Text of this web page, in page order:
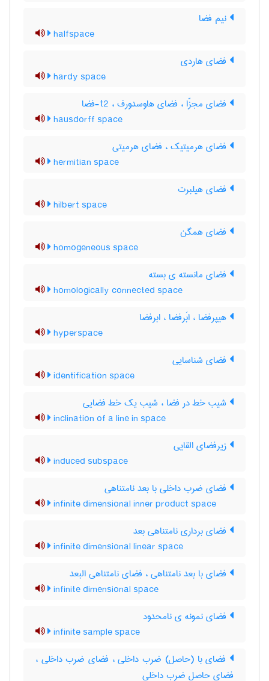
نیم فضا
halfspace
فضای هاردی
hardy space
فضای مجزّا ، فضای هاوسدورف ، t2-فضا
hausdorff space
فضای هرمیتیک ، فضای هرمیتی
hermitian space
فضای هیلبرت
hilbert space
فضای همگن
homogeneous space
فضای مانسته ی بسته
homologically connected space
هیپرفضا ، ابَرفضا ، ابرفضا
hyperspace
فضای شناسایی
identification space
شیب خط در فضا ، شیب یک خط فضایی
inclination of a line in space
زیرفضای القایی
induced subspace
فضای ضرب داخلی با بعد نامتناهی
infinite dimensional inner product space
فضای برداری نامتناهی بعد
infinite dimensional linear space
فضای با بعد نامتناهی ، فضای نامتناهی البعد
infinite dimensional space
فضای نمونه ی نامحدود
infinite sample space
فضای با (حاصل) ضرب داخلی ، فضای ضرب داخلی ،
فضای حاصل ضرب داخلی